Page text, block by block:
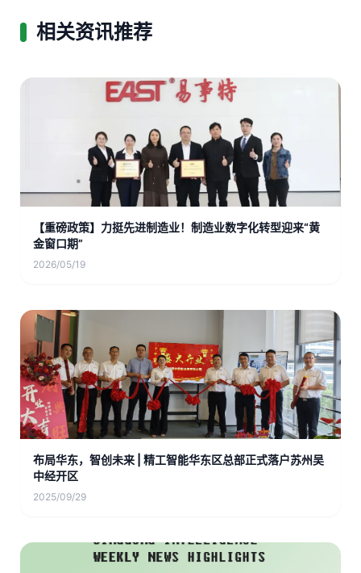
相关资讯推荐
【重磅政策】力挺先进制造业！制造业数字化转型迎来“黄
金窗口期”
2026/05/19
布局华东，智创未来 | 精工智能华东区总部正式落户苏州吴
中经开区
2025/09/29